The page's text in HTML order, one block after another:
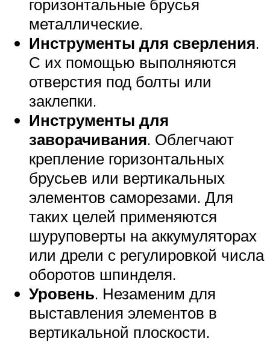
горизонтальные брусья
металлические.
Инструменты для сверления.
С их помощью выполняются
отверстия под болты или
заклепки.
Инструменты для
заворачивания. Облегчают
крепление горизонтальных
брусьев или вертикальных
элементов саморезами. Для
таких целей применяются
шуруповерты на аккумуляторах
или дрели с регулировкой числа
оборотов шпинделя.
Уровень. Незаменим для
выставления элементов в
вертикальной плоскости.